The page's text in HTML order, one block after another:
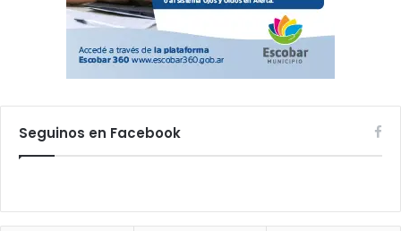
Seguinos en Facebook